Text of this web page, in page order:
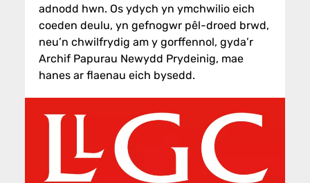
adnodd hwn. Os ydych yn ymchwilio eich
coeden deulu, yn gefnogwr pêl-droed brwd,
neu’n chwilfrydig am y gorffennol, gyda’r
Archif Papurau Newydd Prydeinig, mae
hanes ar flaenau eich bysedd.